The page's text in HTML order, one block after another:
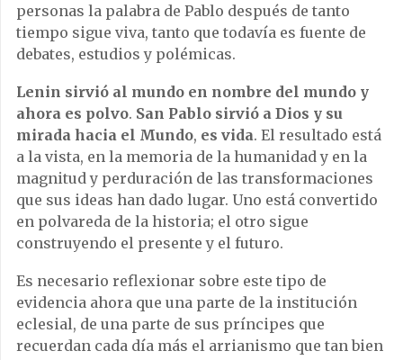
personas la palabra de Pablo después de tanto
tiempo sigue viva, tanto que todavía es fuente de
debates, estudios y polémicas.
Lenin sirvió al mundo en nombre del mundo y
ahora es polvo. San Pablo sirvió a Dios y su
mirada hacia el Mundo, es vida. El resultado está
a la vista, en la memoria de la humanidad y en la
magnitud y perduración de las transformaciones
que sus ideas han dado lugar. Uno está convertido
en polvareda de la historia; el otro sigue
construyendo el presente y el futuro.
Es necesario reflexionar sobre este tipo de
evidencia ahora que una parte de la institución
eclesial, de una parte de sus príncipes que
recuerdan cada día más el arrianismo que tan bien